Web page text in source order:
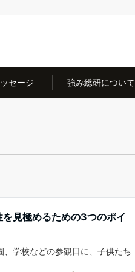
セージ 強み総研について
見極めるための3つのポイ
学校などの参観日に、子供たち